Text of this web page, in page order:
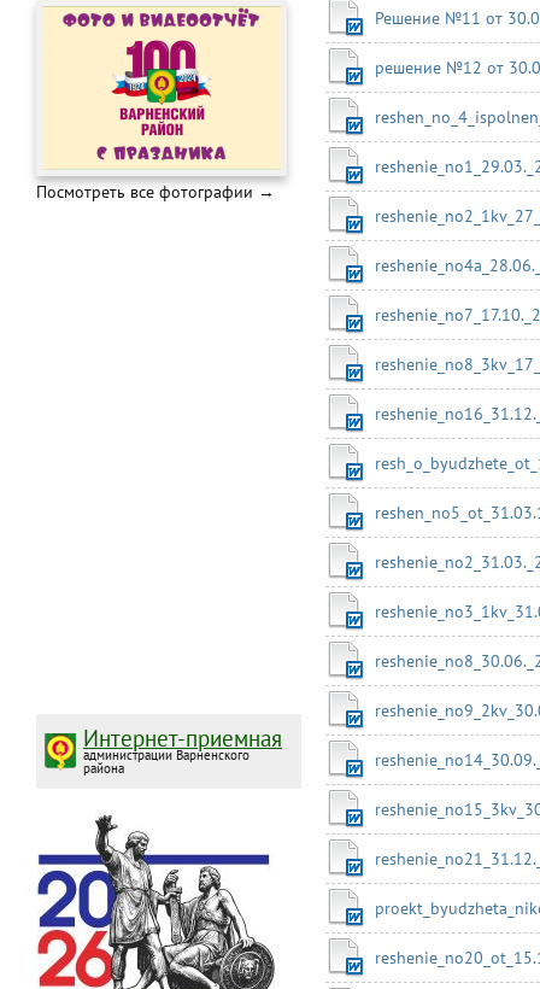
Решение №11 от
решение №12 от
Посмотреть все фотографии →
Интернет-приемная
администрации Варненского
района